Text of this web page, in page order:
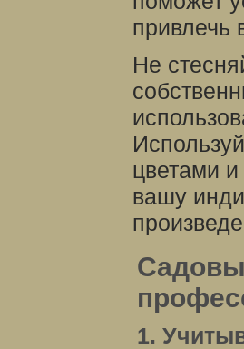
привлечь
Не
цветами
вашу
1.